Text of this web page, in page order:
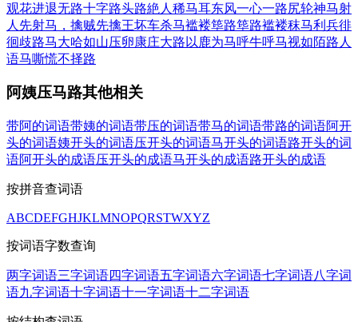
观花进退无路十字路头路絶人稀马耳东风一心一路尻轮神马射
人先射马，擒贼先擒王坏车杀马褴褛筚路筚路褴褛秣马利兵徘
徊歧路马大哈如山压卵康庄大路 以鹿为马呼牛呼马视如陌路 人
语马嘶慌不择路
阿姨压马路其他相关
带阿的词语带姨的词语带压的词语带马的词语带路的词语阿开
头的词语姨开头的词语压开头的词语马开头的词语路开头的词
语阿开头的成语压开头的成语马开头的成语路开头的成语
按拼音查词语
ABCDEFGHJKLMNOPQRSTWXYZ
按词语字数查询
两字词语三字词语四字词语五字词语六字词语七字词语八字词
语九字词语十字词语十一字词语十二字词语